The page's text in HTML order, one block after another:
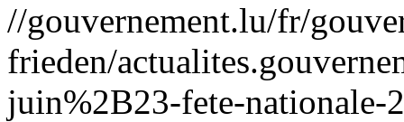
//gouvernement.lu/fr/
frieden/
juin%2B23-fete-nationale-